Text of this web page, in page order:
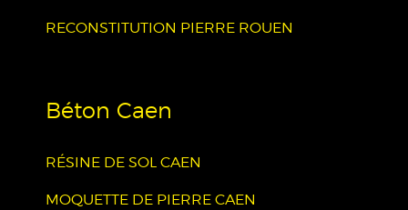
RECONSTITUTION PIERRE ROUEN
Béton Caen
RÉSINE DE SOL CAEN
MOQUETTE DE PIERRE CAEN